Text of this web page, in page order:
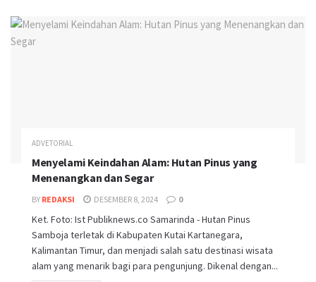
ADVETORIAL
Menyelami Keindahan Alam: Hutan Pinus yang
Menenangkan dan Segar
BY REDAKSI DESEMBER 8, 2024 0
Ket. Foto: Ist Publiknews.co Samarinda - Hutan Pinus
Samboja terletak di Kabupaten Kutai Kartanegara,
Kalimantan Timur, dan menjadi salah satu destinasi wisata
alam yang menarik bagi para pengunjung. Dikenal dengan...